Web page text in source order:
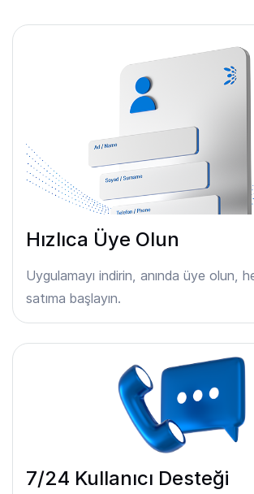
Hızlıca Üye Olun
Uygulamayı indirin, anında üye olun,
satıma başlayın.
7/24 Kullanıcı Desteği